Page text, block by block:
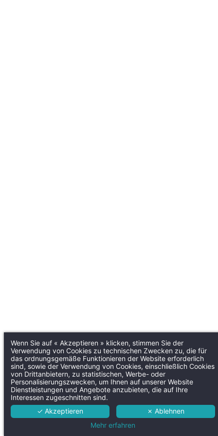
Wenn Sie auf « Akzeptieren » klicken, stimmen Sie der
Verwendung von Cookies zu technischen Zwecken zu, die für
das ordnungsgemäße Funktionieren der Website erforderlich
sind, sowie der Verwendung von Cookies, einschließlich Cookies
von Drittanbietern, zu statistischen, Werbe- oder
Personalisierungszwecken, um Ihnen auf unserer Website
Dienstleistungen und Angebote anzubieten, die auf Ihre
Interessen zugeschnitten sind.
✓ Akzeptieren
✗ Ablehnen
Mehr erfahren